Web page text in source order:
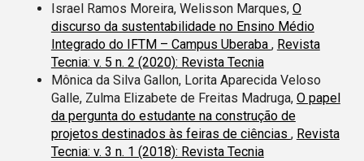
Israel Ramos Moreira, Welisson Marques, O
discurso da sustentabilidade no Ensino Médio
Integrado do IFTM – Campus Uberaba , Revista
Tecnia: v. 5 n. 2 (2020): Revista Tecnia
Mônica da Silva Gallon, Lorita Aparecida Veloso
Galle, Zulma Elizabete de Freitas Madruga, O papel
da pergunta do estudante na construção de
projetos destinados às feiras de ciências , Revista
Tecnia: v. 3 n. 1 (2018): Revista Tecnia